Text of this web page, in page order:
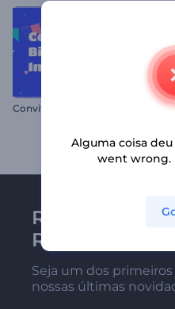
Convite de Aniversário Colorido
Receba a
Renderforest
Seja um dos
nossas últimas
Alguma coisa
went wrong.